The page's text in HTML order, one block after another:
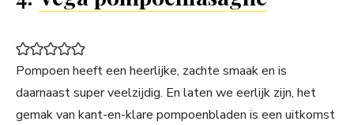
Pompoen heeft een heerlijke, zachte smaak en is
daarnaast super veelzijdig. En laten we eerlijk zijn, het
gemak van kant-en-klare pompoenbladen is een uitkomst